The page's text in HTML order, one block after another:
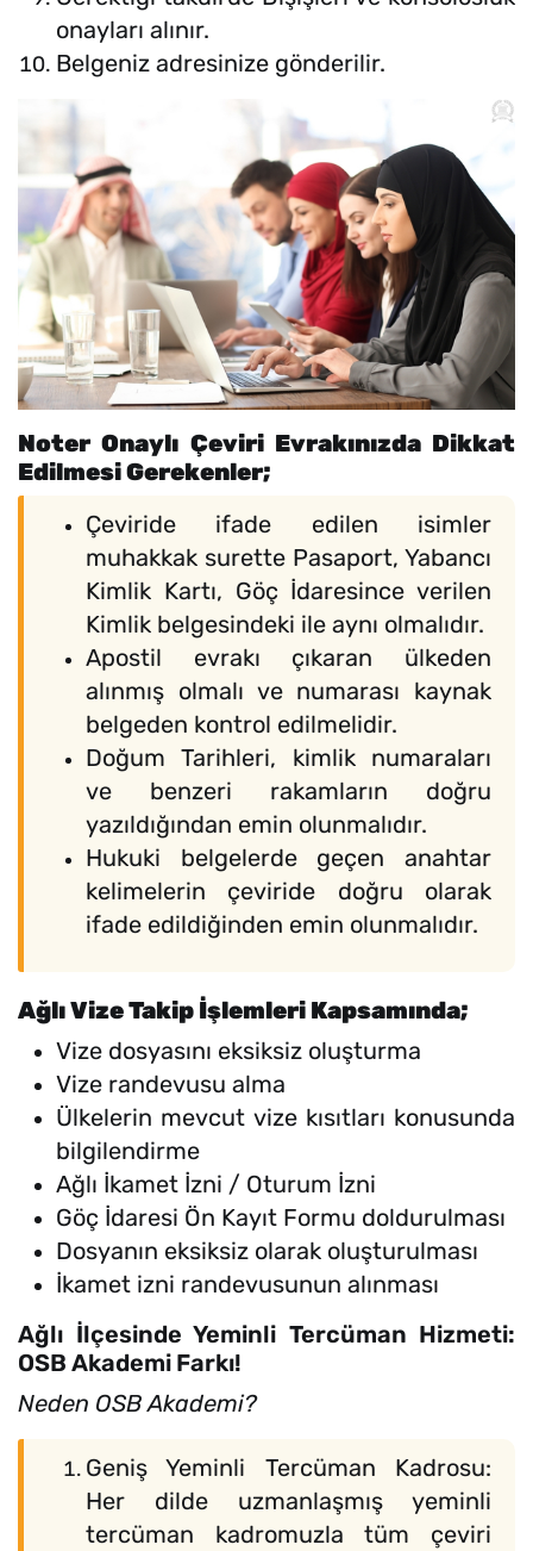
onayları alınır.
Belgeniz adresinize gönderilir.
Noter Onaylı Çeviri Evrakınızda Dikkat
Edilmesi Gerekenler;
Çeviride ifade edilen isimler
muhakkak surette Pasaport, Yabancı
Kimlik Kartı, Göç İdaresince verilen
Kimlik belgesindeki ile aynı olmalıdır.
Apostil evrakı çıkaran ülkeden
alınmış olmalı ve numarası kaynak
belgeden kontrol edilmelidir.
Doğum Tarihleri, kimlik numaraları
ve benzeri rakamların doğru
yazıldığından emin olunmalıdır.
Hukuki belgelerde geçen anahtar
kelimelerin çeviride doğru olarak
ifade edildiğinden emin olunmalıdır.
Ağlı Vize Takip İşlemleri Kapsamında;
Vize dosyasını eksiksiz oluşturma
Vize randevusu alma
Ülkelerin mevcut vize kısıtları konusunda
bilgilendirme
Ağlı İkamet İzni / Oturum İzni
Göç İdaresi Ön Kayıt Formu doldurulması
Dosyanın eksiksiz olarak oluşturulması
İkamet izni randevusunun alınması
Ağlı İlçesinde Yeminli Tercüman Hizmeti:
OSB Akademi Farkı!
Neden OSB Akademi?
Geniş Yeminli Tercüman Kadrosu:
Her dilde uzmanlaşmış yeminli
tercüman kadromuzla tüm çeviri